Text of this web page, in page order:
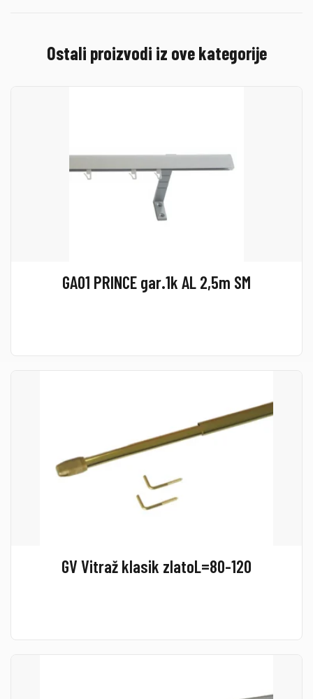
Ostali proizvodi iz ove kategorije
GA01 PRINCE gar.1k AL 2,5m SM
GV Vitraž klasik zlatoL=80-120